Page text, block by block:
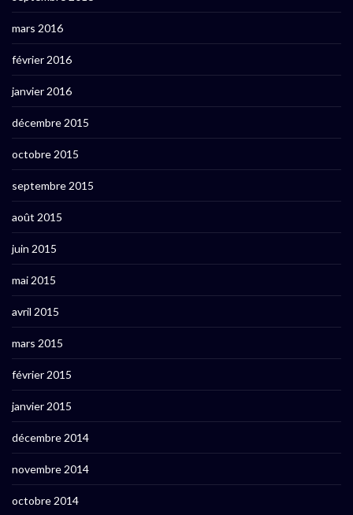
mars 2016
février 2016
janvier 2016
décembre 2015
octobre 2015
septembre 2015
août 2015
juin 2015
mai 2015
avril 2015
mars 2015
février 2015
janvier 2015
décembre 2014
novembre 2014
octobre 2014